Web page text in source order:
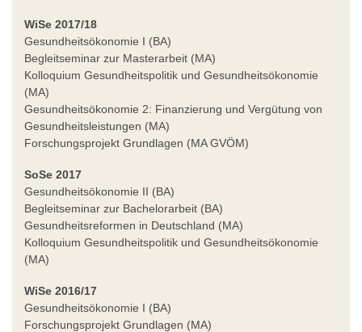
WiSe 2017/18
Gesundheitsökonomie I (BA)
Begleitseminar zur Masterarbeit (MA)
Kolloquium Gesundheitspolitik und Gesundheitsökonomie
(MA)
Gesundheitsökonomie 2: Finanzierung und Vergütung von
Gesundheitsleistungen (MA)
Forschungsprojekt Grundlagen (MA GVÖM)
SoSe 2017
Gesundheitsökonomie II (BA)
Begleitseminar zur Bachelorarbeit (BA)
Gesundheitsreformen in Deutschland (MA)
Kolloquium Gesundheitspolitik und Gesundheitsökonomie
(MA)
WiSe 2016/17
Gesundheitsökonomie I (BA)
Forschungsprojekt Grundlagen (MA)